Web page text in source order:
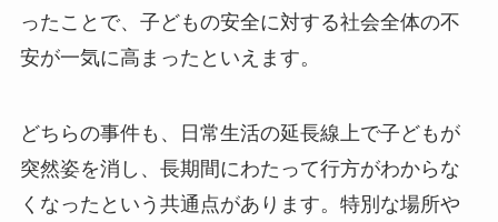
ったことで、子どもの安全に対する社会全体の不
安が一気に高まったといえます。
どちらの事件も、日常生活の延長線上で子どもが
突然姿を消し、長期間にわたって行方がわからな
くなったという共通点があります。特別な場所や